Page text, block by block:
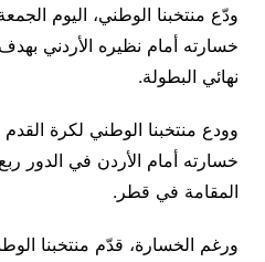
ودّع منتخبنا الوطني، اليوم
خسارته أمام نظيره الأردني
نهائي البطولة.
وودع منتخبنا الوطني لكرة
خسارته أمام الأردن في الدور
المقامة في قطر.
ورغم الخسارة، قدّم منتخبنا